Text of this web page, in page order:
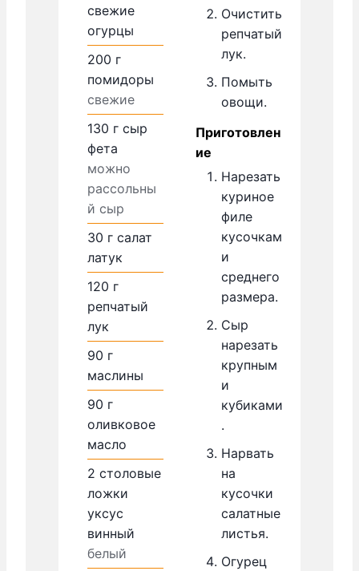
свежие
огурцы
200 г
помидоры
свежие
130 г сыр
фета
можно
рассольны
й сыр
30 г салат
латук
120 г
репчатый
лук
90 г
маслины
90 г
оливковое
масло
2 столовые
ложки
уксус
винный
белый
Очистить
репчатый
лук.
Помыть
овощи.
Приготовлен
ие
Нарезать
куриное
филе
кусочкам
и
среднего
размера.
Сыр
нарезать
крупным
и
кубиками
.
Нарвать
на
кусочки
салатные
листья.
Огурец